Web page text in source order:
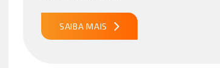
SAIBA MAIS